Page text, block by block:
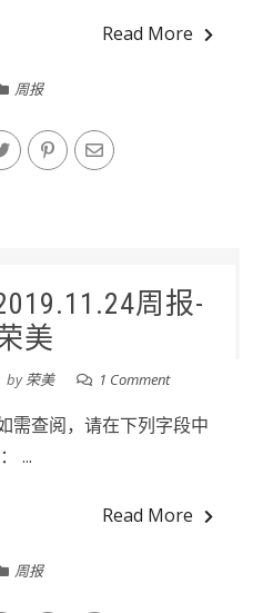
Read More
周报
周报-
美
by荣美 1 Comment
需查阅，请在下列字段中
...
Read More
周报